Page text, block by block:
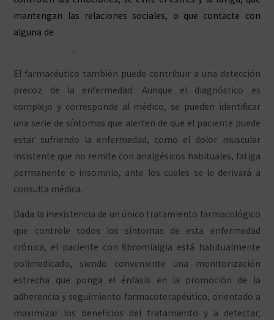
mantengan las relaciones sociales, o que contacte con
alguna de
.
El farmacéutico también puede contribuir a una detección
precoz de la enfermedad. Aunque el diagnóstico es
complejo y corresponde al médico, se pueden identificar
una serie de síntomas que alerten de que el paciente puede
estar sufriendo la enfermedad, como el dolor muscular
insistente que no remite con analgésicos habituales, fatiga
permanente o insomnio, ante los cuales se le derivará a
consulta médica.
Dada la inexistencia de un único tratamiento farmacológico
que controle todos los síntomas de esta enfermedad
crónica, el paciente con fibromialgia está habitualmente
polimedicado, siendo conveniente una monitorización
estrecha que ponga el énfasis en la promoción de la
adherencia y seguimiento farmacoterapéutico, orientado a
maximizar los beneficios del tratamiento y a detectar,